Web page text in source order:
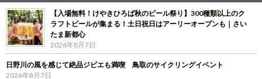
【入場無料！けやきひろば秋のビール祭り】300種類以上のク
ラフトビールが集まる！土日祝日はアーリーオープンも｜さい
たま新都心
2026年8月7日
日野川の風を感じて絶品ジビエも満喫 鳥取のサイクリングイベント
2026年8月7日